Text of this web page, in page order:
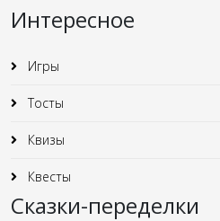
Интересное
Игры
Тосты
Квизы
Квесты
Сказки-переделки